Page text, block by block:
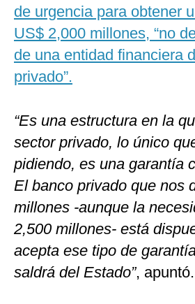
de urgencia para obtener
US$ 2,000 millones, “no
de una entidad financiera
privado”.
“Es una estructura en la
sector privado, lo único
pidiendo, es una garantía
El banco privado que nos
millones -aunque la
2,500 millones- está
acepta ese tipo de
saldrá del Estado”, apuntó.